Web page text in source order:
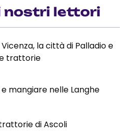
nostri lettori
la città di Palladio e
trattorie
mangiare nelle Langhe
di Ascoli